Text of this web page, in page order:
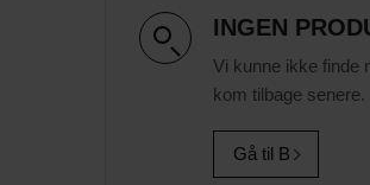
INGEN
Vi kunne ikke finde
kom tilbage senere.
Gå til B